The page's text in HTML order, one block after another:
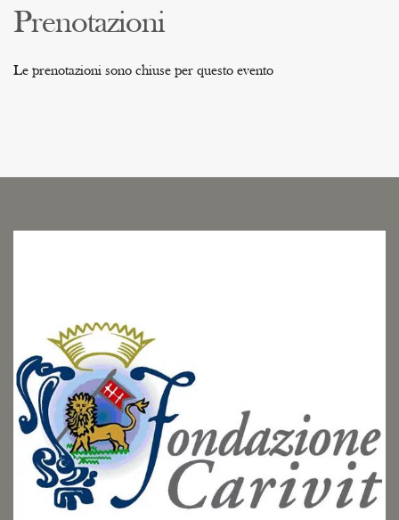
Prenotazioni
Le prenotazioni sono chiuse per questo evento